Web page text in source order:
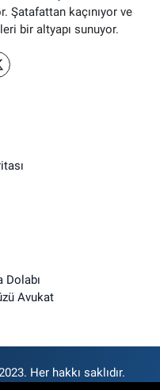
Şatafattan kaçınıyor ve
bir altyapı sunuyor.
Dolabı
Avukat
Her hakkı saklıdır.